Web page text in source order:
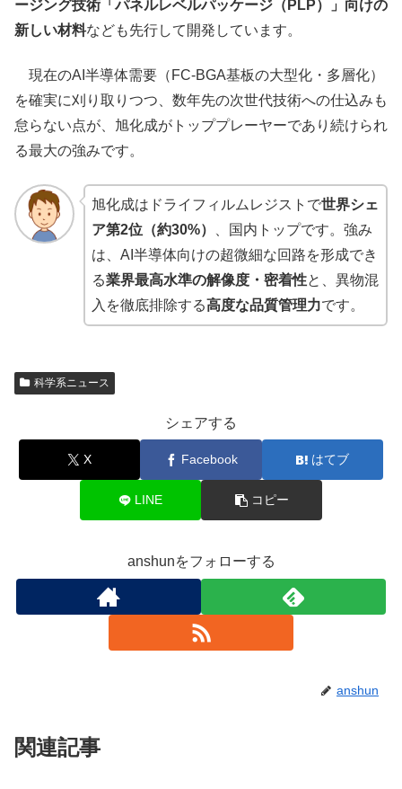
ージング技術「パネルレベルパッケージ（PLP）」向けの
新しい材料なども先行して開発しています。
現在のAI半導体需要（FC-BGA基板の大型化・多層化）
を確実に刈り取りつつ、数年先の次世代技術への仕込みも
怠らない点が、旭化成がトッププレーヤーであり続けられ
る最大の強みです。
旭化成はドライフィルムレジストで世界シェ
ア第2位（約30%）
、国内トップです。強み
は、AI半導体向けの超微細な回路を形成でき
る業界最高水準の解像度・密着性と、異物混
入を徹底排除する高度な品質管理力です。
科学系ニュース
シェアする
X Facebook はてブ
LINE コピー
anshunをフォローする
anshun
関連記事